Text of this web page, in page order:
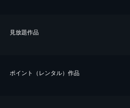
⾒放題作品
ポイント（レンタル）作品